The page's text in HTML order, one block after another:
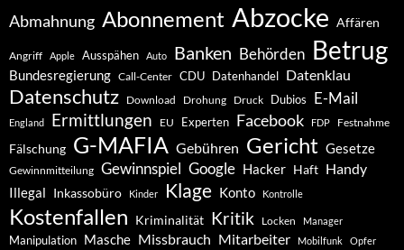
Abmahnung Abonnement Abzocke Affären
Angriff Apple Ausspähen Auto Banken Behörden Betrug
Bundesregierung Call-Center CDU Datenhandel Datenklau
Datenschutz Download Drohung Druck Dubios E-Mail
England Ermittlungen EU Experten Facebook FDP Festnahme
Fälschung G-MAFIA Gebühren Gericht Gesetze
Gewinnmitteilung Gewinnspiel Google Hacker Haft Handy
Illegal Inkassobüro Kinder Klage Konto Kontrolle
Kostenfallen Kriminalität Kritik Locken Manager
Manipulation Masche Missbrauch Mitarbeiter Mobilfunk Opfer